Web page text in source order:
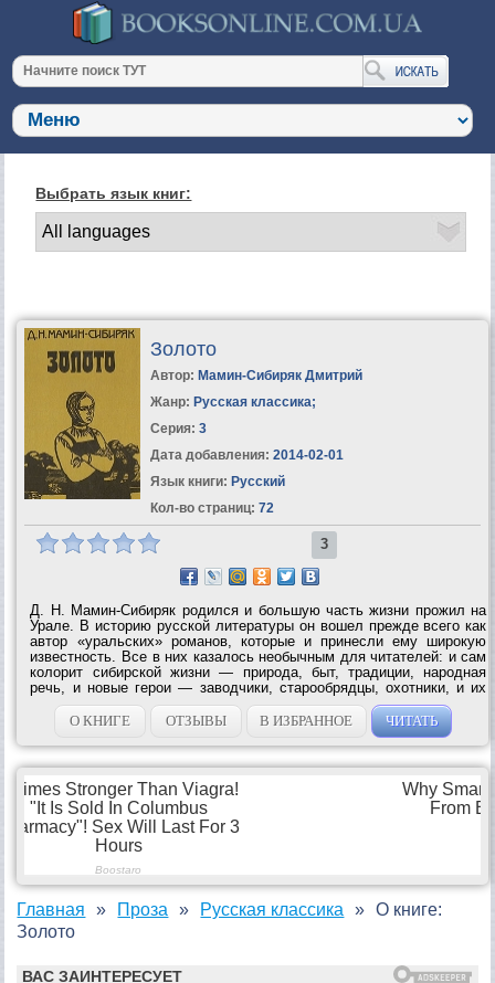
Выбрать язык книг:
Золото
Автор: Мамин-Сибиряк Дмитрий
Жанр: Русская классика;
Серия: 3
Дата добавления: 2014-02-01
Язык книги: Русский
Кол-во страниц: 72
3
Д. Н. Мамин-Сибиряк родился и большую часть жизни прожил на
Урале. В историю русской литературы он вошел прежде всего как
автор «уральских» романов, которые и принесли ему широкую
известность. Все в них казалось необычным для читателей: и сам
колорит сибирской жизни — природа, быт, традиции, народная
речь, и новые герои — заводчики, старообрядцы, охотники, и их
сильные, волевые характеры. А. П. Чехов отзывался о
произведениях...
О КНИГЕ ОТЗЫВЫ В ИЗБРАННОЕ ЧИТАТЬ
Главная Проза Русская классика
О книге:
Золото